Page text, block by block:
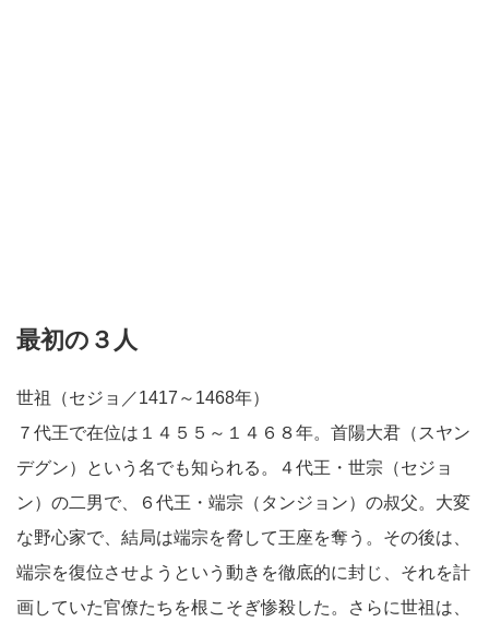
最初の３人
世祖（セジョ／1417～1468年）
７代王で在位は１４５５～１４６８年。首陽大君（スヤン
デグン）という名でも知られる。４代王・世宗（セジョ
ン）の二男で、６代王・端宗（タンジョン）の叔父。大変
な野心家で、結局は端宗を脅して王座を奪う。その後は、
端宗を復位させようという動きを徹底的に封じ、それを計
画していた官僚たちを根こそぎ惨殺した。さらに世祖は、